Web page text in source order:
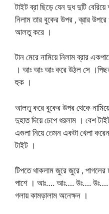
টাইট ব্রা ছিড়ে যেন দুধ দুটি
নিলাম তার বুকের উপর , ব্রার
আলতু করে ।
টান মেরে নামিয়ে নিলাম ব্রার
। আঃ আঃ আঃ করে উঠল সে ।পিছন
হুক ।
আলতু করে বুকের উপর থেকে
দুহাত দিয়ে চেপে ধরলাম । বেশ
এগুলা নিয়ে তেমন একটা খেলা
টাইট ।
টিপতে থাকলাম জুরে জুরে ,
পাশে । আঃ…. আঃ…. উঃ…. উঃ….
গলায় কামড়ালাম অনেক্ষন ।